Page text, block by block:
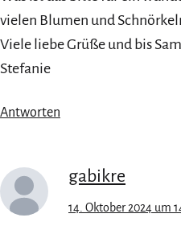
vielen Blumen und
Viele liebe Grüße und bis
Stefanie
Antworten
gabikre
14. Oktober 2024 um